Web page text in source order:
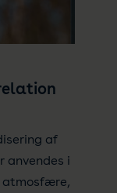
af
anvendes i
atmosfære,